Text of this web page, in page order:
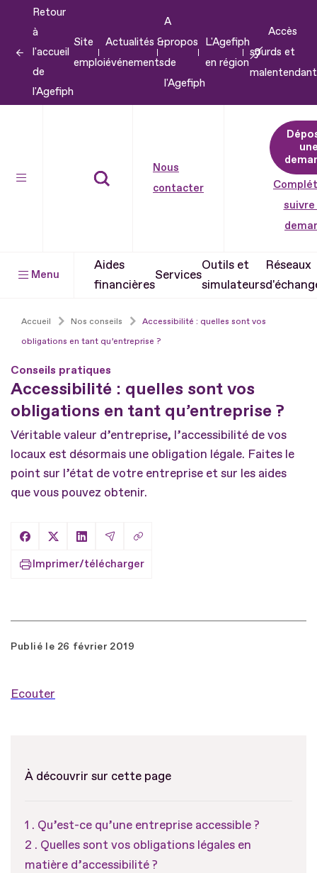
contenu
Retour
à
l'accueil
de
l'Agefiph
Site
emploi
Actualités &
événements
A
propos
de
l'Agefiph
L'Agefiph
en région
Accès
sourds et
Nous
contacter
suivre
Menu
Aides
financières
Services
Outils et
simulateurs
Réseaux
Accueil Nos conseils
Accessibilité : quelles sont vos
obligations en tant qu’entreprise ?
Conseils pratiques
Accessibilité : quelles sont vos
obligations en tant qu’entreprise ?
Véritable valeur d’entreprise, l’accessibilité de vos
locaux est désormais une obligation légale. Faites le
point sur l’état de votre entreprise et sur les aides
que vous pouvez obtenir.
Partager sur Facebook
Partager sur X
Partager sur LinkedIn
Partager par Email
Copier le lien
Imprimer/télécharger
Publié le 26 février 2019
Ecouter
À découvrir sur cette page
Qu’est-ce qu’une entreprise accessible ?
Quelles sont vos obligations légales en
matière d’accessibilité ?